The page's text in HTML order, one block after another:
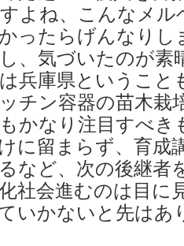
よね、こんなメ
ったらげんなりし
、気づいたのが素
兵庫県ということ
チン容器の苗木栽
かなり注目すべ
に留まらず、育成
など、次の後継者
社会進むのは目に
いかないと先はあ